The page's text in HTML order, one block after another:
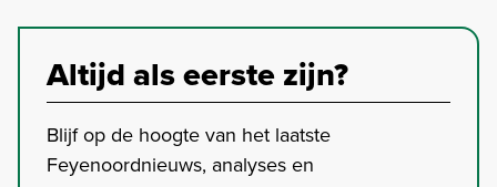
Altijd als eerste zijn?
Blijf op de hoogte van het laatste
Feyenoordnieuws, analyses en